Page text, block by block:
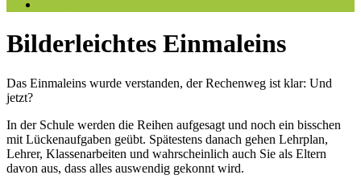
Bilderleichtes Einmaleins
Das Einmaleins wurde verstanden, der Rechenweg ist klar: Und
jetzt?
In der Schule werden die Reihen aufgesagt und noch ein bisschen
mit Lückenaufgaben geübt. Spätestens danach gehen Lehrplan,
Lehrer, Klassenarbeiten und wahrscheinlich auch Sie als Eltern
davon aus, dass alles auswendig gekonnt wird.